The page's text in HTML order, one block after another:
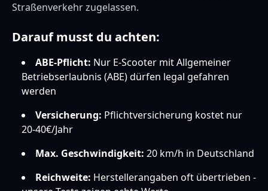
Straßenverkehr zugelassen.
Darauf musst du achten:
ABE-Pflicht: Nur E-Scooter mit Allgemeiner
Betriebserlaubnis (ABE) dürfen legal gefahren
werden
Versicherung: Pflichtversicherung kostet nur
20-40€/Jahr
Max. Geschwindigkeit: 20 km/h in Deutschland
Reichweite: Herstellerangaben oft übertrieben -